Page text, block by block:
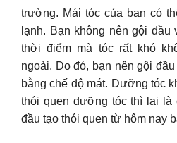
trường. Mái tóc của bạn có
lạnh. Bạn không nên gội
thời điểm mà tóc rất khó
ngoài. Do đó, bạn nên gội
bằng chế độ mát. Dưỡng tóc
thói quen dưỡng tóc thì lại là
đầu tạo thói quen từ hôm nay